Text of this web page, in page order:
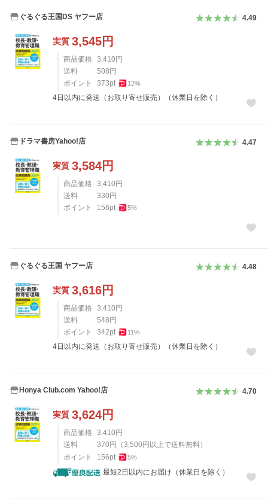
ぐるぐる王国DS ヤフー店 4.49
実質 3,545円
商品価格 3,410 円
送料
508 円
ポイント
373pt 12%
4日以内に発送（お取り寄せ販売）（休業日を除く）
ドラマ書房Yahoo!店 4.47
実質 3,584円
商品価格 3,410 円
送料
330 円
ポイント
156pt 5%
ぐるぐる王国 ヤフー店 4.48
実質 3,616円
商品価格 3,410 円
送料
548 円
ポイント
342pt 11%
4日以内に発送（お取り寄せ販売）（休業日を除く）
Honya Club.com Yahoo!店 4.70
実質 3,624円
商品価格 3,410 円
送料
370 円 （3,500 円以上で送料無料）
ポイント
156pt 5%
最短2日以内にお届け（休業日を除く）